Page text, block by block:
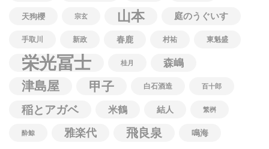
天狗櫻 宗玄 山本 庭のうぐいす
手取川 新政 春鹿 村祐 東魁盛
栄光冨士 桂月 森嶋
津島屋 甲子 白石酒造 百十郎
稲とアガベ 米鶴 結人 繁桝
酔鯨 雅楽代 飛良泉 鳴海